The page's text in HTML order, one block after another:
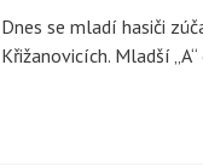
Dnes se mladí hasiči
Křižanovicích. Mladší